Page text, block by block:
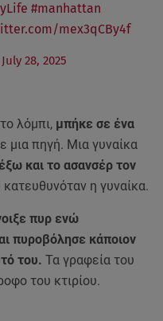
#manhattan
mex3qCBy4f
July 28, 2025
λόμπι, μπήκε σε ένα
μια πηγή. Μια γυναίκα
και το ασανσέρ τον
η γυναίκα.
πυρ ενώ
πυροβόλησε κάποιον
του. Τα γραφεία του
του κτιρίου.